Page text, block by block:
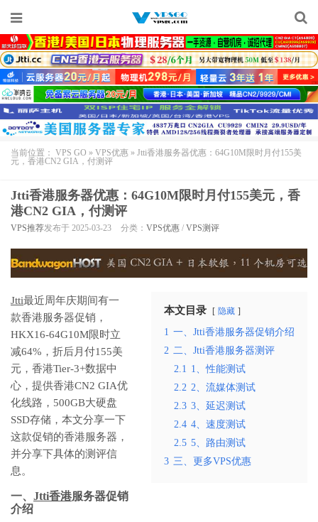
当前位置： VPS GO » VPS优惠 » Jtti香港服务器优惠：64G10M限时月付155美
元，香港CN2 GIA，付测评
Jtti香港服务器优惠：64G10M限时月付155美元，香
港CN2 GIA，付测评
VPS推荐发布于 2025-03-23 分类： VPS优惠 / VPS测评
本文目录 隐藏
1 一、Jtti香港服务器促销介绍
2 二、Jtti香港服务器测评
2.1 1、性能测试
2.2 2、流媒体测试
2.3 3、延迟测试
2.4 4、速度测试
2.5 5、路由测试
3 三、更多VPS优惠
Jtti最近周年庆期间有一
款香港服务器促销，
HKX16-64G10M限时立
减64%，折后月付155美
元，香港Tier-3+数据中
心，提供香港CN2 GIA优
化线路，500GB大硬盘
SSD存储，本文分享一下
这款促销的香港服务器，
并分享下具体的测评信
息。
一、 Jtti香港服务器促销
介绍